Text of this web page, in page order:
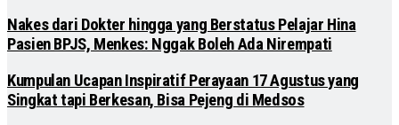
Nakes dari Dokter hingga yang Berstatus Pelajar Hina
Pasien BPJS, Menkes: Nggak Boleh Ada Nirempati
Kumpulan Ucapan Inspiratif Perayaan 17 Agustus yang
Singkat tapi Berkesan, Bisa Pejeng di Medsos